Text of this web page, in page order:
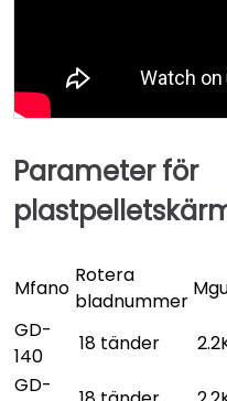
Parameter för
Mfano
Rotera
bladnummer
GD-
140
18 tänder
GD-